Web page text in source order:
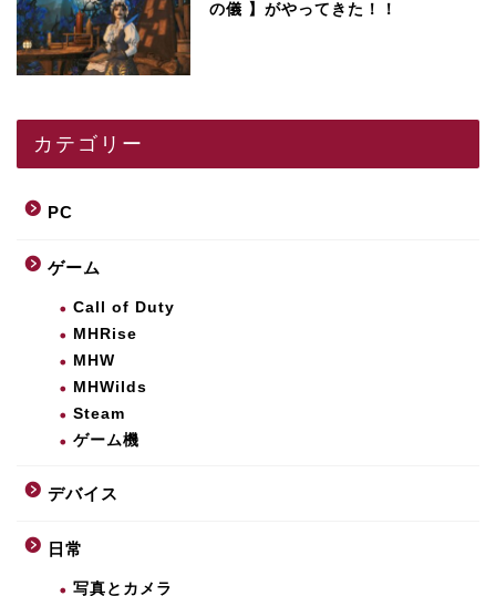
の儀 】がやってきた！！
カテゴリー
PC
ゲーム
Call of Duty
MHRise
MHW
MHWilds
Steam
ゲーム機
デバイス
日常
写真とカメラ